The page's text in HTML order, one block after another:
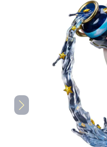
Ekspresna dostava
Prednarudžbe
Outlet proizvodi
Dostava i plaćanje
TV serija proizvodi
Film proizvodi